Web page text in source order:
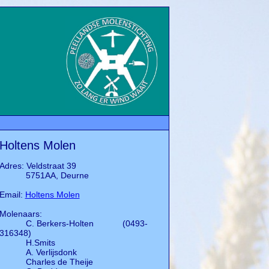
Molen
Veldstraat 39
Deurne
Holtens Molen
Berkers-Holten
(0493-
Verlijsdonk
de Theije